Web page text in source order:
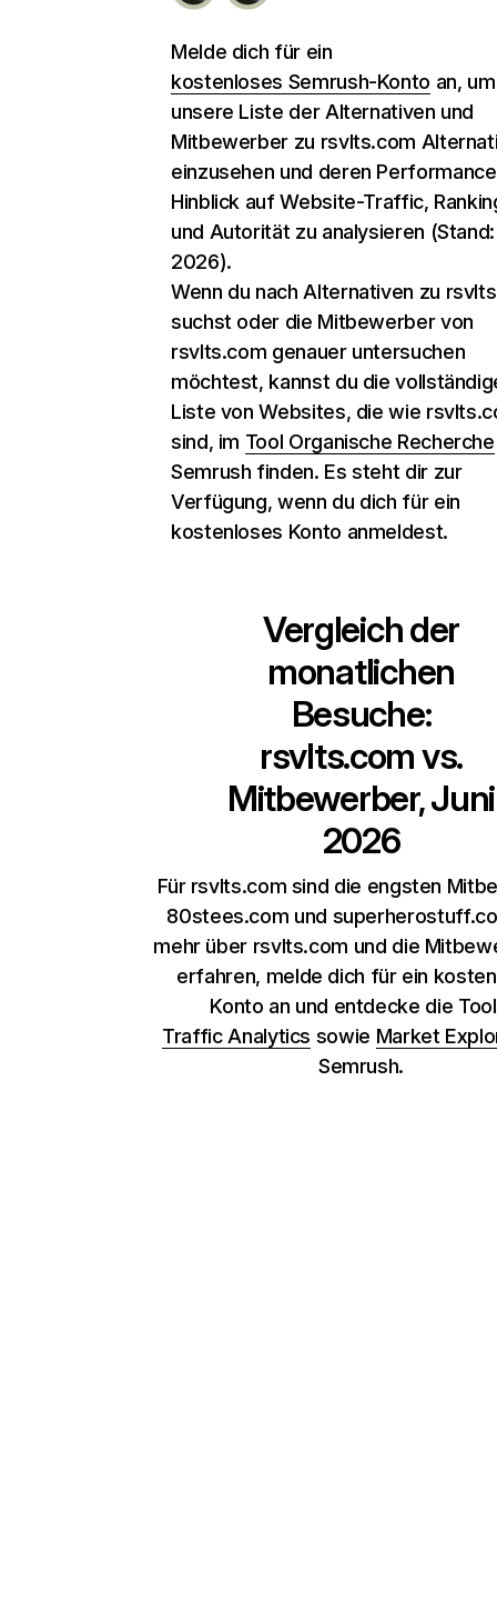
Melde dich für ein
kostenloses Semrush-Konto an, um
unsere Liste der Alternativen und
Mitbewerber zu rsvlts.com
einzusehen und deren
Hinblick auf Website-Traffic,
und Autorität zu analysieren
2026).
Wenn du nach Alternativen zu
suchst oder die Mitbewerber von
rsvlts.com genauer untersuchen
möchtest, kannst du die
Liste von Websites, die wie
sind, im Tool Organische Recherche
Semrush finden. Es steht dir zur
Verfügung, wenn du dich für ein
kostenloses Konto anmeldest.
Vergleich der
monatlichen
Besuche:
rsvlts.comvs.
Mitbewerber, Juni
2026
Für rsvlts.com sind die engsten
80stees.com und
mehr über rsvlts.com und die
erfahren, melde dich für ein
Konto an und entdecke die
Traffic Analytics sowie Market
Semrush.